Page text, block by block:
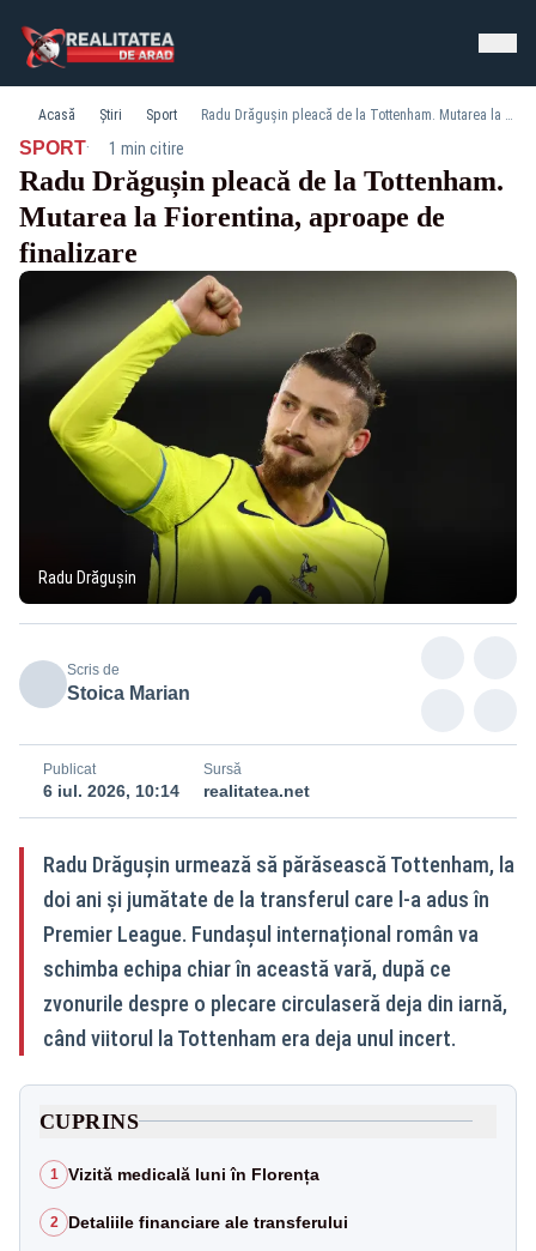
Acasă Știri Sport Radu Drăgușin pleacă de la Tottenham. Mutarea la Fiorentina, aproape de finalizare
SPORT· 1 min citire
Radu Drăgușin pleacă de la Tottenham.
Mutarea la Fiorentina, aproape de
finalizare
Radu Drăgușin
Scris de
Stoica Marian
Publicat
6 iul. 2026, 10:14
Sursă
realitatea.net
Radu Drăgușin urmează să părăsească Tottenham, la
doi ani și jumătate de la transferul care l-a adus în
Premier League. Fundașul internațional român va
schimba echipa chiar în această vară, după ce
zvonurile despre o plecare circulaseră deja din iarnă,
când viitorul la Tottenham era deja unul incert.
CUPRINS
1 Vizită medicală luni în Florența
2 Detaliile financiare ale transferului